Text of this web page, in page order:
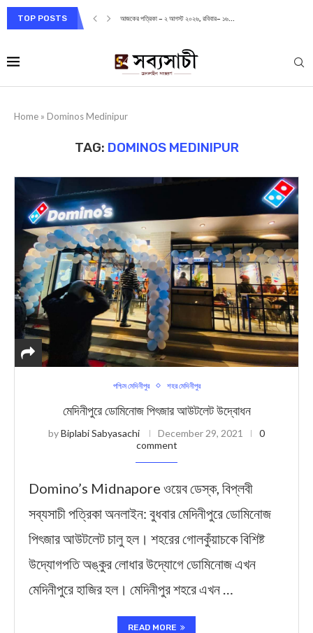
TOP POSTS আজকের পত্রিকা – ২ আগস্ট ২০২৬, রবিবার– ১৬...
Home » Dominos Medinipur
TAG: DOMINOS MEDINIPUR
পশ্চিম মেদিনীপুর শহর মেদিনীপুর
মেদিনীপুরে ডোমিনোজ পিৎজার আউটলেট উদ্বোধন
byBiplabi Sabyasachi December 29, 2021
0
comment
Domino’s Midnapore ওয়েব ডেস্ক, বিপ্লবী
সব্যসাচী পত্রিকা অনলাইন: বুধবার মেদিনীপুরে ডোমিনোজ
পিৎজার আউটলেট চালু হল। শহরের গোলকুঁয়াচকে বিশিষ্ট
উদ্যোগপতি অঙ্কুর লোধার উদ্যোগে ডোমিনোজ এখন
মেদিনীপুরে হাজির হল। মেদিনীপুর শহরে এখন …
READ MORE